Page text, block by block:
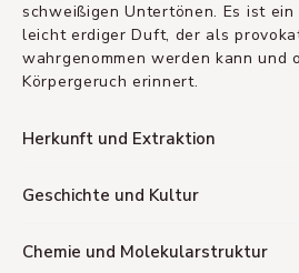
schweißigen Untertönen. Es ist
leicht erdiger Duft, der als
wahrgenommen werden kann und
Körpergeruch erinnert.
Herkunft und Extraktion
Geschichte und Kultur
Chemie und Molekularstruktur